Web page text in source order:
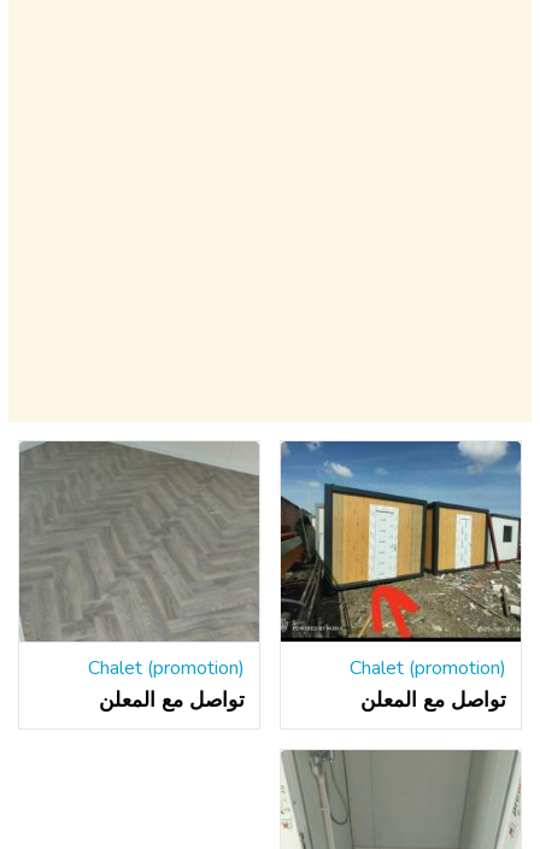
Chalet (promotion)
تواصل مع المعلن
Chalet (promotion)
تواصل مع المعلن